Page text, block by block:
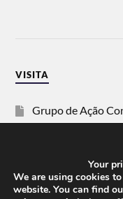
VISITA
Grupo de Ação
Vida Justa
Your
We are using cookies
website. You can find